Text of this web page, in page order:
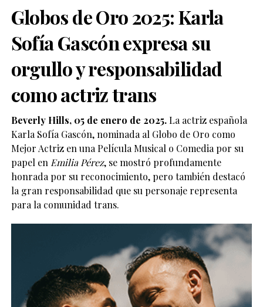
Globos de Oro 2025: Karla
Sofía Gascón expresa su
orgullo y responsabilidad
como actriz trans
Beverly Hills, 05 de enero de 2025.La actriz española
Karla Sofía Gascón, nominada al Globo de Oro como
Mejor Actriz en una Película Musical o Comedia por su
papel en Emilia Pérez, se mostró profundamente
honrada por su reconocimiento, pero también destacó
la gran responsabilidad que su personaje representa
para la comunidad trans.